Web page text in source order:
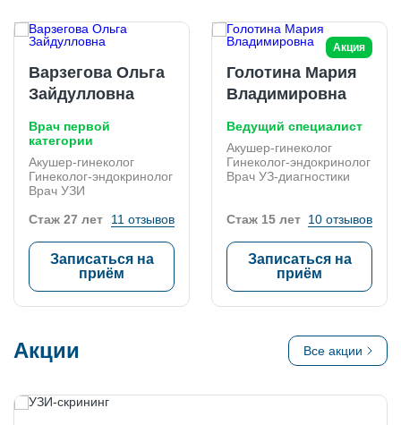
Варзегова Ольга
Зайдулловна
Врач первой
категории
Акушер-гинеколог
Гинеколог-эндокринолог
Врач УЗИ
Стаж 27 лет
11 отзывов
Записаться на
приём
Акция
Голотина Мария
Владимировна
Ведущий специалист
Акушер-гинеколог
Гинеколог-эндокринолог
Врач УЗ-диагностики
Стаж 15 лет 10 отзывов
Записаться на
приём
Акции Все акции